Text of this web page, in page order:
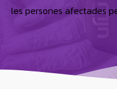
les persones afectades